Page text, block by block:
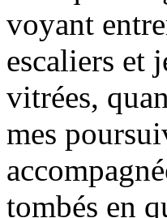
voyant
escaliers et
vitrées,
mes
tombés en